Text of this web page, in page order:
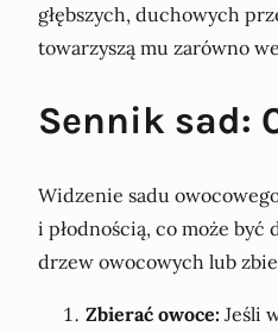
głębszych, duchowych
towarzyszą mu zarówno
Sennik sad:
Widzenie sadu
i płodnością, co może być
drzew owocowych lub
Zbierać owoce: Jeśli